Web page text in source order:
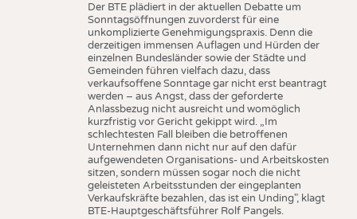
Der BTE plädiert in der aktuellen Debatte um
Sonntagsöffnungen zuvorderst für eine
unkomplizierte Genehmigungspraxis. Denn die
derzeitigen immensen Auflagen und Hürden der
einzelnen Bundesländer sowie der Städte und
Gemeinden führen vielfach dazu, dass
verkaufsoffene Sonntage gar nicht erst beantragt
werden – aus Angst, dass der geforderte
Anlassbezug nicht ausreicht und womöglich
kurzfristig vor Gericht gekippt wird. „Im
schlechtesten Fall bleiben die betroffenen
Unternehmen dann nicht nur auf den dafür
aufgewendeten Organisations- und Arbeitskosten
sitzen, sondern müssen sogar noch die nicht
geleisteten Arbeitsstunden der eingeplanten
Verkaufskräfte bezahlen, das ist ein Unding", klagt
BTE-Hauptgeschäftsführer Rolf Pangels.